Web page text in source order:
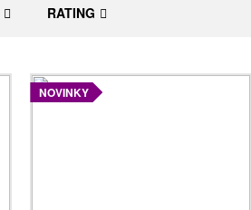
RATING
NOVINKY